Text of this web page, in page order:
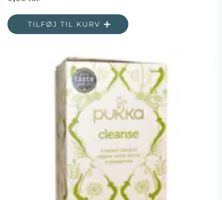
TILFØJ TIL KURV